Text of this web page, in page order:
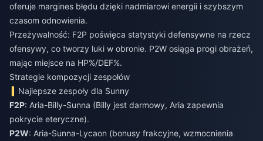
oferuje margines błędu dzięki nadmiarowi energii i szybszym
czasom odnowienia.
Przeżywalność: F2P poświęca statystyki defensywne na rzecz
ofensywy, co tworzy luki w obronie. P2W osiąga progi obrażeń,
mając miejsce na HP%/DEF%.
Strategie kompozycji zespołów
Najlepsze zespoły dla Sunny
F2P: Aria-Billy-Sunna (Billy jest darmowy, Aria zapewnia
pokrycie eteryczne).
P2W: Aria-Sunna-Lycaon (bonusy frakcyjne, wzmocnienia